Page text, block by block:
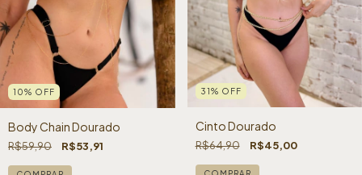
10% OFF
Body Chain Dourado
R$59,90 R$53,91
31 % OFF
Cinto Dourado
R$64,90 R$45,00